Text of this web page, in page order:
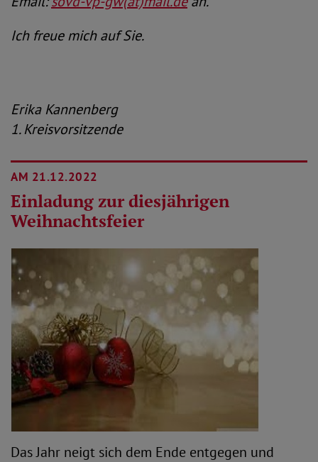
Ich freue mich auf Sie.
Erika Kannenberg
1. Kreisvorsitzende
AM 21.12.2022
Einladung zur diesjährigen
Weihnachtsfeier
Das Jahr neigt sich dem Ende entgegen und